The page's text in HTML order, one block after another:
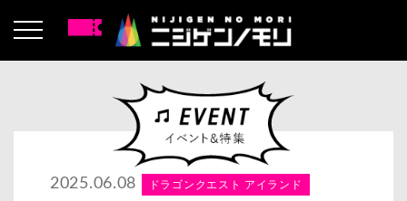
2025.06.08 ドラゴンクエスト アイランド